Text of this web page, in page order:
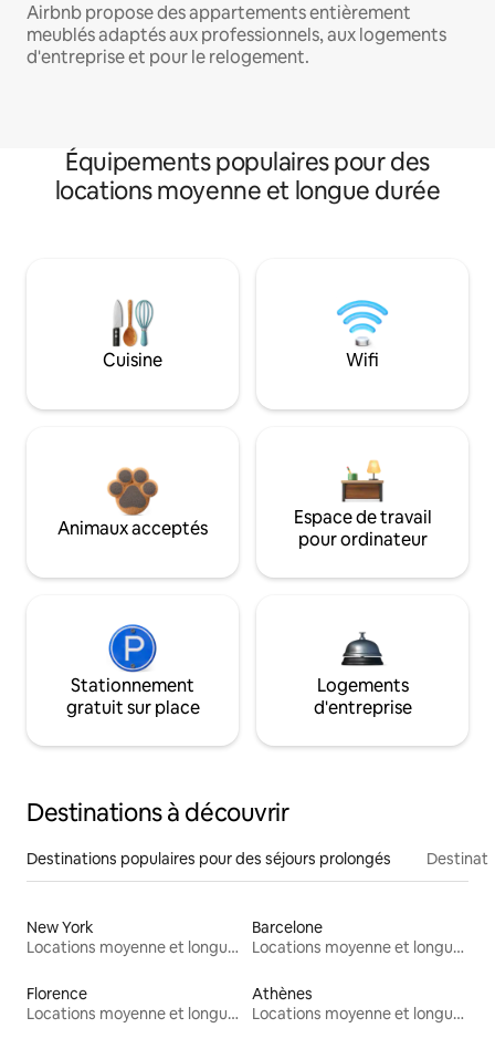
Airbnb propose des appartements entièrement
meublés adaptés aux professionnels, aux logements
d'entreprise et pour le relogement.
Équipements populaires pour des
locations moyenne et longue durée
Cuisine Wifi
Animaux acceptés
Espace de travail
pour ordinateur
Stationnement
gratuit sur place
Logements
d'entreprise
Destinations à découvrir
Destinations populaires pour des séjours prolongés
New York
Locations moyenne et longue durée
Barcelone
Locations moyenne et longue durée
Florence
Locations moyenne et longue durée
Athènes
Locations moyenne et longue durée